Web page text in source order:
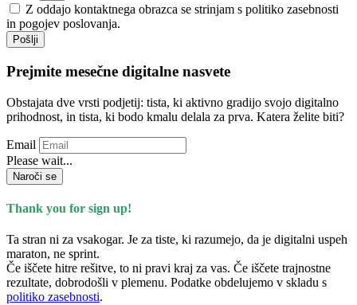
Z oddajo kontaktnega obrazca se strinjam s politiko zasebnosti
in pogojev poslovanja.
Pošlji
Prejmite mesečne digitalne nasvete
Obstajata dve vrsti podjetij: tista, ki aktivno gradijo svojo digitalno
prihodnost, in tista, ki bodo kmalu delala za prva. Katera želite biti?
Email
Please wait...
Naroči se
Thank you for sign up!
Ta stran ni za vsakogar. Je za tiste, ki razumejo, da je digitalni uspeh
maraton, ne sprint.
Če iščete hitre rešitve, to ni pravi kraj za vas. Če iščete trajnostne
rezultate, dobrodošli v plemenu. Podatke obdelujemo v skladu s
politiko zasebnosti.